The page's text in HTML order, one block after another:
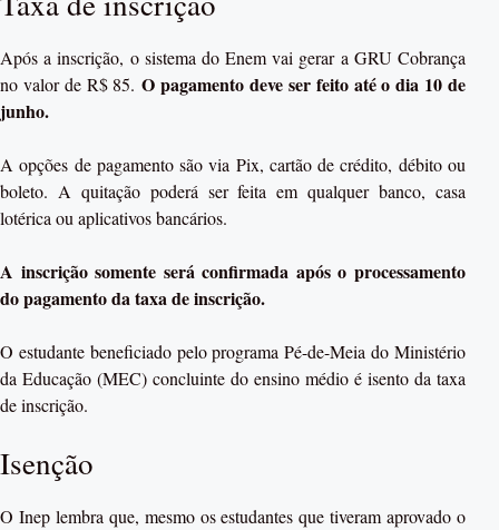
Após a inscrição, o sistema do Enem vai gerar a GRU Cobrança
no valor de R$ 85.O pagamento deve ser feito até o dia 10 de
junho.
A opções de pagamento são via Pix, cartão de crédito, débito ou
boleto. A quitação poderá ser feita em qualquer banco, casa
lotérica ou aplicativos bancários.
A inscrição somente será confirmada após o processamento
do pagamento da taxa de inscrição.
O estudante beneficiado pelo programa Pé-de-Meia do Ministério
da Educação (MEC) concluinte do ensino médio é isento da taxa
de inscrição.
Isenção
O Inep lembra que, mesmo os estudantes que tiveram aprovado o